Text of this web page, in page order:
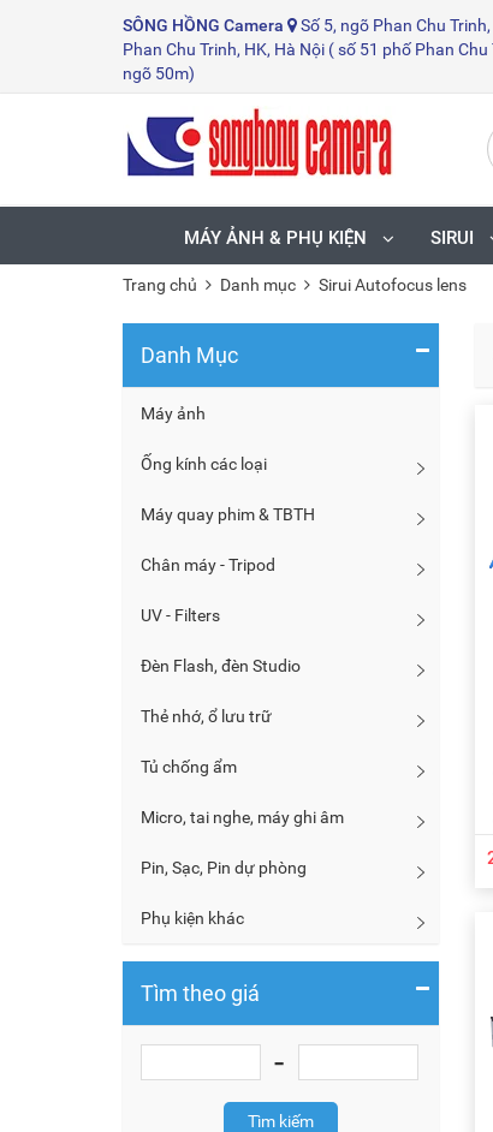
SÔNG HỒNG Camera
Số 5, ngõ Phan Chu
Phan Chu Trinh, HK, Hà Nội ( số 51 phố Phan Chu
ngõ 50m)
MÁY ẢNH & PHỤ KIỆN SIRUI
Trang chủ Danh mục Sirui Autofocus lens
Danh Mục
Máy ảnh
Ống kính các loại
Máy quay phim & TBTH
Chân máy - Tripod
UV - Filters
Đèn Flash, đèn Studio
Thẻ nhớ, ổ lưu trữ
Tủ chống ẩm
Micro, tai nghe, máy ghi âm
Pin, Sạc, Pin dự phòng
Phụ kiện khác
Tìm theo giá
-
Tìm kiếm